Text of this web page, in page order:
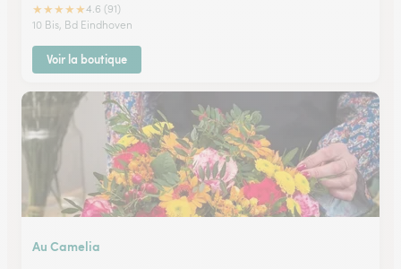
★★★★★4.6 (91)
10 Bis, Bd Eindhoven
Voir la boutique
Au Camelia